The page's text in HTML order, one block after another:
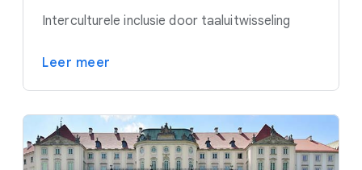
Interculturele inclusie door taaluitwisseling
Leer meer